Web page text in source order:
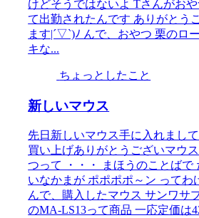
けどそうではないよ Tさんがお
て出勤されたんです ありがとう
ます|´▽`)ﾉ んで、おやつ 栗のロ
キな...
ちょっとしたこと
新しいマウス
先日新しいマウス手に入れまし
買い上げありがとうございマウ
つって ・・・ まほうのことばで
いなかまが ポポポポ～ン ってわ
んで、購入したマウス サンワサ
のMA-LS13って商品 一応定価は